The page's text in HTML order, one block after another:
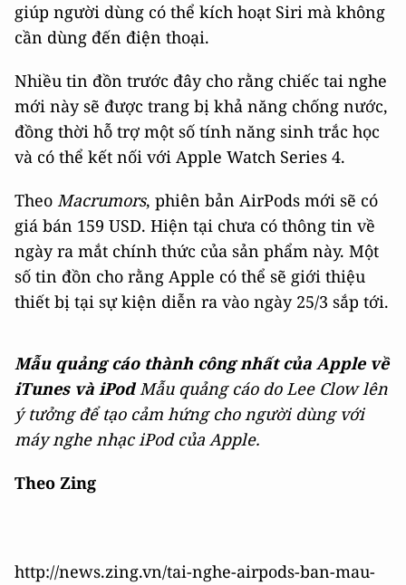
giúp người dùng có thể kích hoạt Siri mà không
cần dùng đến điện thoại.
Nhiều tin đồn trước đây cho rằng chiếc tai nghe
mới này sẽ được trang bị khả năng chống nước,
đồng thời hỗ trợ một số tính năng sinh trắc học
và có thể kết nối với Apple Watch Series 4.
Theo Macrumors, phiên bản AirPods mới sẽ có
giá bán 159 USD. Hiện tại chưa có thông tin về
ngày ra mắt chính thức của sản phẩm này. Một
số tin đồn cho rằng Apple có thể sẽ giới thiệu
thiết bị tại sự kiện diễn ra vào ngày 25/3 sắp tới.
Mẫu quảng cáo thành công nhất của Apple về
iTunes và iPod Mẫu quảng cáo do Lee Clow lên
ý tưởng để tạo cảm hứng cho người dùng với
máy nghe nhạc iPod của Apple.
Theo Zing
http://news.zing.vn/tai-nghe-airpods-ban-mau-